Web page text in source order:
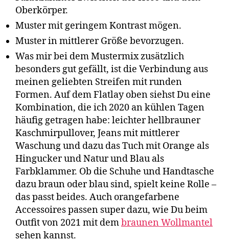
Oberkörper.
Muster mit geringem Kontrast mögen.
Muster in mittlerer Größe bevorzugen.
Was mir bei dem Mustermix zusätzlich
besonders gut gefällt, ist die Verbindung aus
meinen geliebten Streifen mit runden
Formen. Auf dem Flatlay oben siehst Du eine
Kombination, die ich 2020 an kühlen Tagen
häufig getragen habe: leichter hellbrauner
Kaschmirpullover, Jeans mit mittlerer
Waschung und dazu das Tuch mit Orange als
Hingucker und Natur und Blau als
Farbklammer. Ob die Schuhe und Handtasche
dazu braun oder blau sind, spielt keine Rolle –
das passt beides. Auch orangefarbene
Accessoires passen super dazu, wie Du beim
Outfit von 2021 mit dembraunen Wollmantel
sehen kannst.